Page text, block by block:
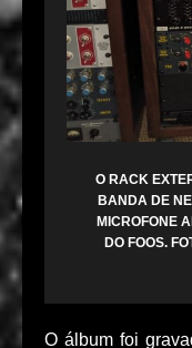
O RACK
BANDA DE
MICROFONE
DO FOOS.
O álbum foi